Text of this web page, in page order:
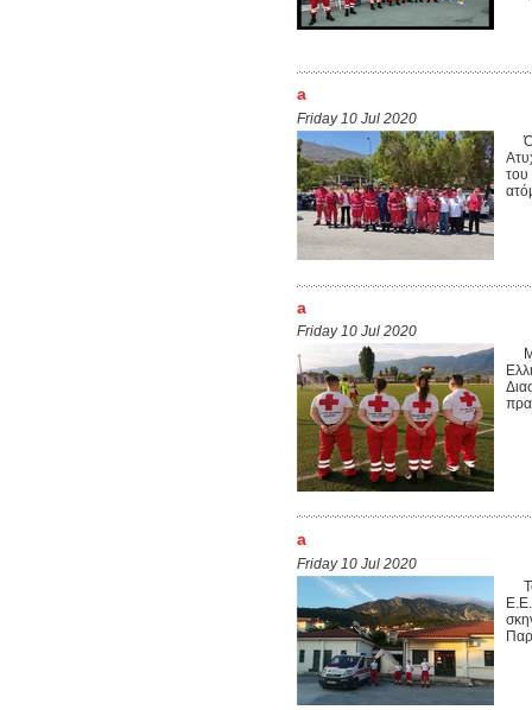
a
Friday 10 Jul 2020
του
a
Friday 10 Jul 2020
a
Friday 10 Jul 2020